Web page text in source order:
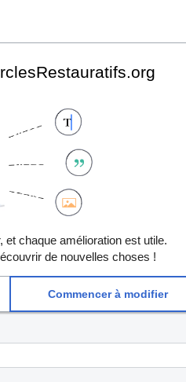
et chaque amélioration est utile.
de nouvelles choses !
Commencer à modifier